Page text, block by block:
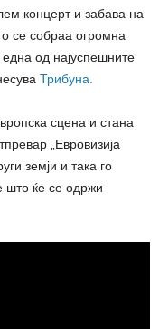
концерт и забава на
се собраа огромна
од најуспешните
Трибуна.
сцена и стана
„Евровизија
земји и така го
што ќе се одржи